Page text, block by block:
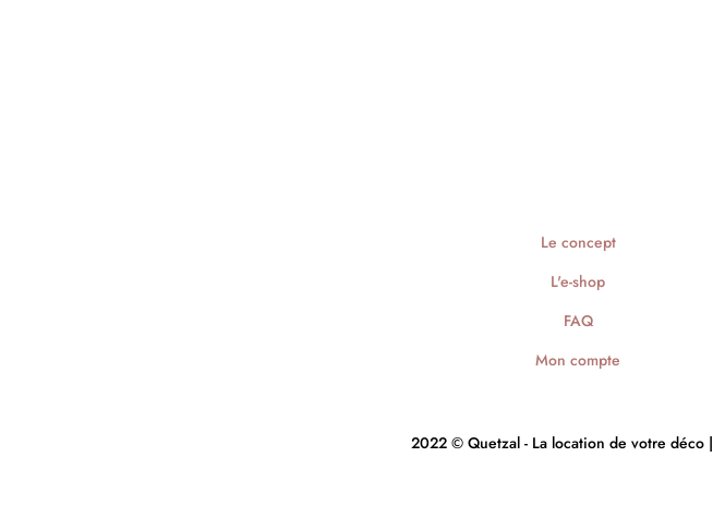
Le concept
L'e-shop
FAQ
Mon compte
2022 © Quetzal - La location de votre déco |